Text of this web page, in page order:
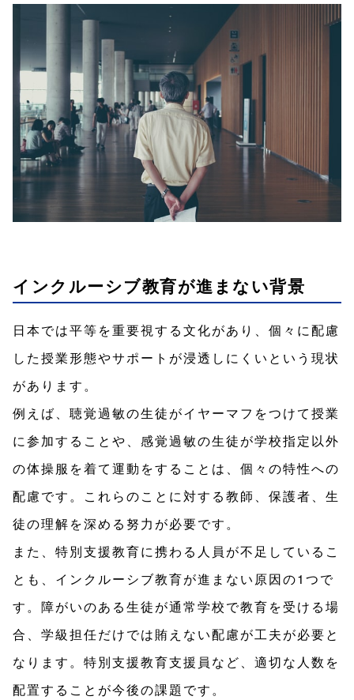
インクルーシブ教育が進まない背景
日本では平等を重要視する文化があり、個々に配慮
した授業形態やサポートが浸透しにくいという現状
があります。
例えば、聴覚過敏の生徒がイヤーマフをつけて授業
に参加することや、感覚過敏の生徒が学校指定以外
の体操服を着て運動をすることは、個々の特性への
配慮です。これらのことに対する教師、保護者、生
徒の理解を深める努力が必要です。
また、特別支援教育に携わる人員が不足しているこ
とも、インクルーシブ教育が進まない原因の1つで
す。障がいのある生徒が通常学校で教育を受ける場
合、学級担任だけでは賄えない配慮が工夫が必要と
なります。特別支援教育支援員など、適切な人数を
配置することが今後の課題です。